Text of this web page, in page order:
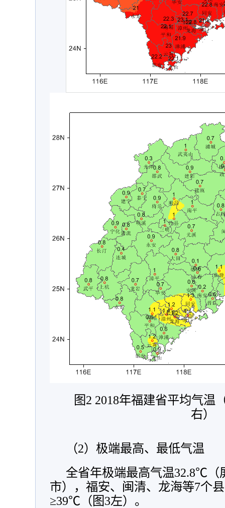
图2 2018年福建省平均气
右）
（2）极端最高、最低气温
全省年极端最高气温32.8℃
市），福安、闽清、龙海等7个
≥39℃（图3左）。